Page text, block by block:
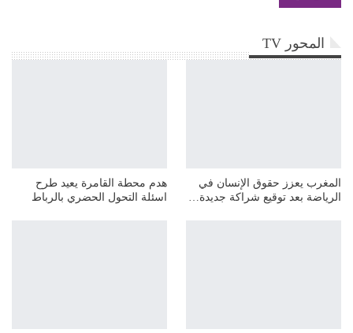
المحور TV
المغرب يعزز حقوق الإنسان في
الرياضة بعد توقيع شراكة جديدة…
هدم محطة القامرة يعيد طرح
اسئلة التحول الحضري بالرباط